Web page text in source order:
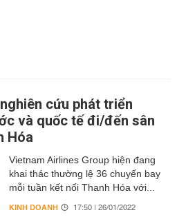
cứu phát triển
và quốc tế đi/đến sân
Hóa
Vietnam Airlines Group hiện đang
khai thác thường lệ 36 chuyến bay
mỗi tuần kết nối Thanh Hóa với...
KINH DOANH 17:50 | 26/01/2022